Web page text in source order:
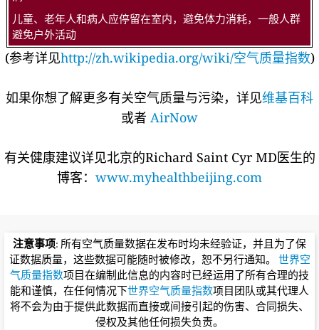
儿童、老年人和病人应停留在室内，避免体力消耗，一般人群
避免户外活动
(参考详见http://zh.wikipedia.org/wiki/空气质量指数)
如果你想了解更多有关空气质量与污染，详见维基百科
或者 AirNow
有关健康建议详见北京的Richard Saint Cyr MD医生的
博客： www.myhealthbeijing.com
注意事项: 所有空气质量数据在发布时均未经验证，并且为了保
证数据质量，这些数据可能随时被修改，恕不另行通知。 世界空
气质量指数项目在编制此信息的内容时已经运用了所有合理的技
能和谨慎，在任何情况下世界空气质量指数项目团队或其代理人
将不会为由于提供此数据而直接或间接引起的伤害、合同损失、
侵权及其他任何损失负责。